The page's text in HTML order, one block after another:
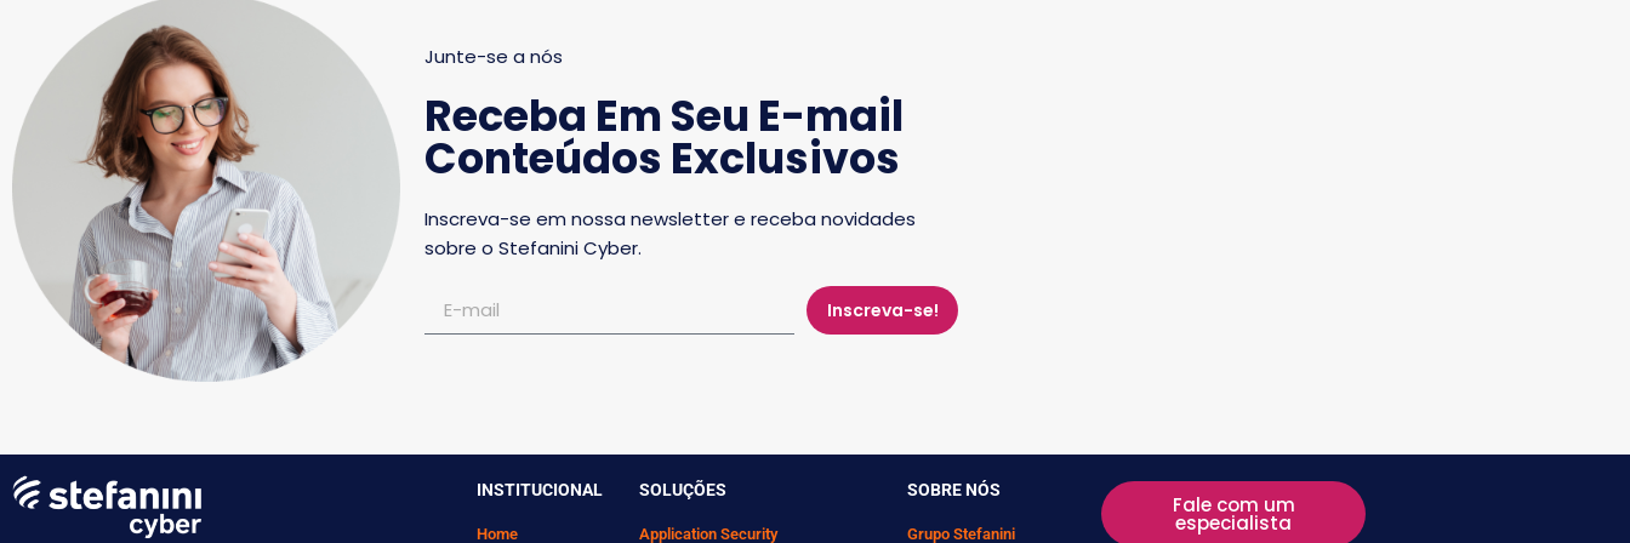
Junte-se a nós
Receba Em Seu E-mail
Conteúdos Exclusivos
Inscreva-se em nossa newsletter e receba novidades
sobre o Stefanini Cyber.
Inscreva-se!
INSTITUCIONAL
Home
SOLUÇÕES
Application Security
SOBRE NÓS
Grupo Stefanini
Fale com um
especialista